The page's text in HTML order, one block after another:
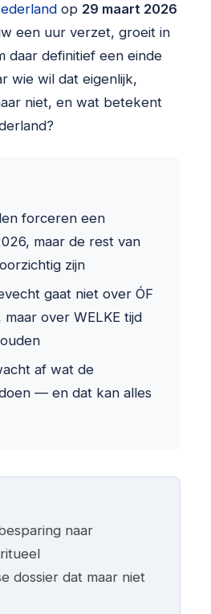
op 29 maart 2026
een uur verzet, groeit in
daar definitief een einde
wie wil dat eigenlijk,
niet, en wat betekent
forceren een
maar de rest van
zijn
gaat niet over ÓF
over WELKE tijd
af wat de
— en dat kan alles
naar
dossier dat maar niet